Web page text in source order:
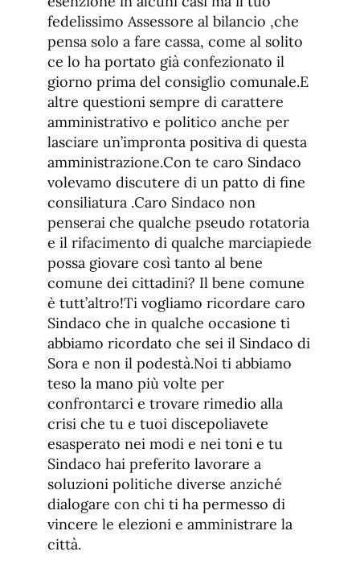
fedelissimo Assessore al bilancio ,che
pensa solo a fare cassa, come al solito
ce lo ha portato già confezionato il
giorno prima del consiglio comunale.E
altre questioni sempre di carattere
amministrativo e politico anche per
lasciare un’impronta positiva di questa
amministrazione.Con te caro Sindaco
volevamo discutere di un patto di fine
consiliatura .Caro Sindaco non
penserai che qualche pseudo rotatoria
e il rifacimento di qualche marciapiede
possa giovare così tanto al bene
comune dei cittadini? Il bene comune
è tutt’altro!Ti vogliamo ricordare caro
Sindaco che in qualche occasione ti
abbiamo ricordato che sei il Sindaco di
Sora e non il podestà.Noi ti abbiamo
teso la mano più volte per
confrontarci e trovare rimedio alla
crisi che tu e tuoi discepoliavete
esasperato nei modi e nei toni e tu
Sindaco hai preferito lavorare a
soluzioni politiche diverse anziché
dialogare con chi ti ha permesso di
vincere le elezioni e amministrare la
città.